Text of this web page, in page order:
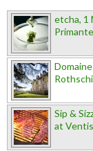
etcha, 1
Primante
Sip &
at